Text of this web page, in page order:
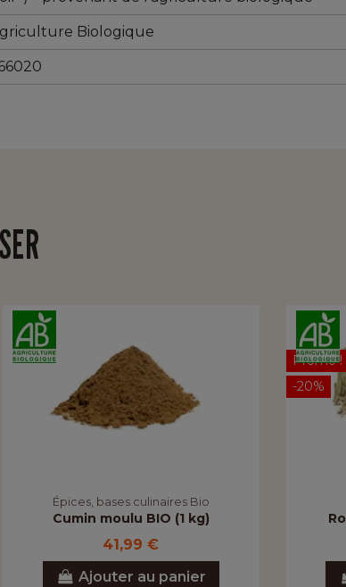
Biologique
Épices, bases culinaires Bio
Cumin moulu BIO (1 kg)
41,99 €
Ajouter au panier
Promo !
-20%